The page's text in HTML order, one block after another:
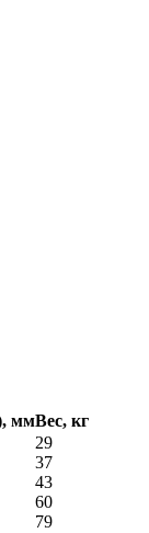
ммВес, кг
29
37
43
60
79